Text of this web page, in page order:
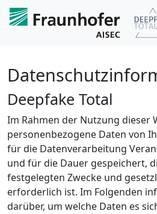
Deepfake Total
Im Rahmen der Nutzung dieser
personenbezogene Daten von
für die Datenverarbeitung
und für die Dauer gespeichert,
festgelegten Zwecke und
erforderlich ist. Im Folgenden
darüber, um welche Daten es